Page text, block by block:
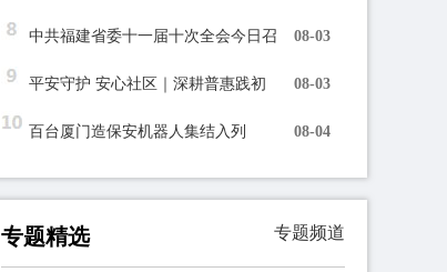
中共福建省委十一届十次全会今日召 08-03
平安守护 安心社区｜深耕普惠践初 08-03
百台厦门造保安机器人集结入列 08-04
专题精选 专题频道